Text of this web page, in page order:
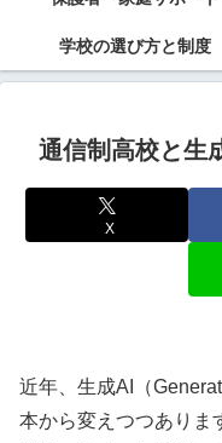
学校の選び方と制度
通信制高校と生
X
近年、生成AI（
本から変えつつありま